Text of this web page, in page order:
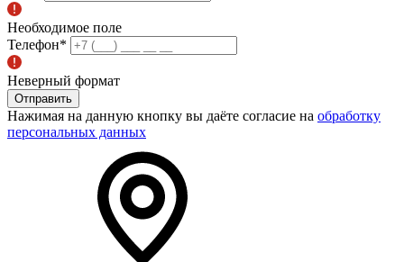
Необходимое поле
Телефон*
Неверный формат
Отправить
Нажимая на данную кнопку вы даёте согласие на обработку
персональных данных